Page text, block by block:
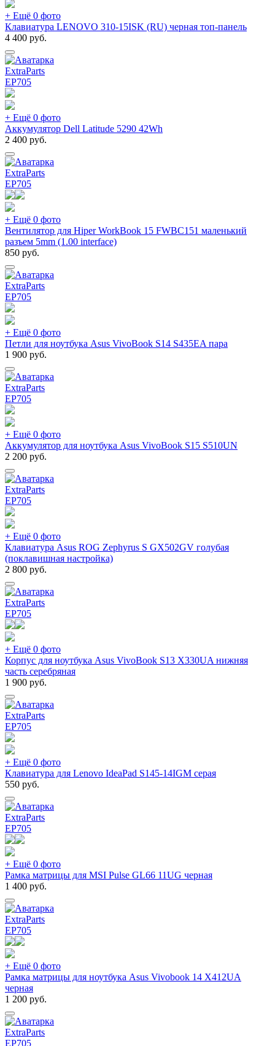
+ Ещё 0 фото
Клавиатура LENOVO 310-15ISK (RU) черная топ-панель
4 400 руб.
ExtraParts
EP705
+ Ещё 0 фото
Аккумулятор Dell Latitude 5290 42Wh
2 400 руб.
ExtraParts
EP705
+ Ещё 0 фото
Вентилятор для Hiper WorkBook 15 FWBC151 маленький
разъем 5mm (1.00 interface)
850 руб.
ExtraParts
EP705
+ Ещё 0 фото
Петли для ноутбука Asus VivoBook S14 S435EA пара
1 900 руб.
ExtraParts
EP705
+ Ещё 0 фото
Аккумулятор для ноутбука Asus VivoBook S15 S510UN
2 200 руб.
ExtraParts
EP705
+ Ещё 0 фото
Клавиатура Asus ROG Zephyrus S GX502GV голубая
(поклавишная настройка)
2 800 руб.
ExtraParts
EP705
+ Ещё 0 фото
Корпус для ноутбука Asus VivoBook S13 X330UA нижняя
часть серебряная
1 900 руб.
ExtraParts
EP705
+ Ещё 0 фото
Клавиатура для Lenovo IdeaPad S145-14IGM серая
550 руб.
ExtraParts
EP705
+ Ещё 0 фото
Рамка матрицы для MSI Pulse GL66 11UG черная
1 400 руб.
ExtraParts
EP705
+ Ещё 0 фото
Рамка матрицы для ноутбука Asus Vivobook 14 X412UA
черная
1 200 руб.
ExtraParts
EP705